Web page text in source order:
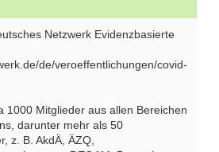
Netzwerk Evidenzbasierte
de/veroeffentlichungen/covid-
1000 Mitglieder aus allen Bereichen
darunter mehr als 50
z. B. AkdÄ, ÄZQ,